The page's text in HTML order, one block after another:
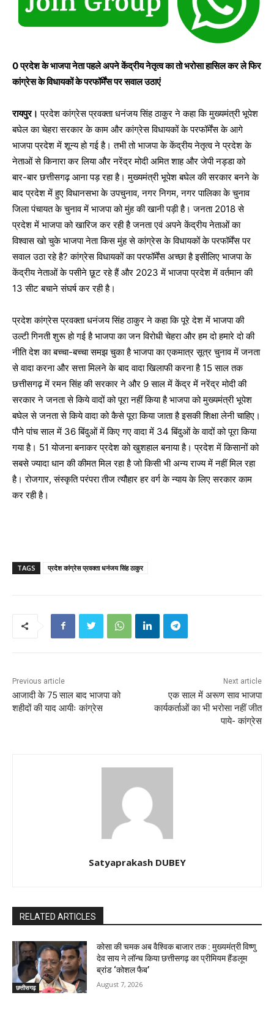
0 प्रदेश के भाजपा नेता पहले अपने केंद्रीय नेतृत्व का तो भरोसा हासिल कर ले फिर
कांग्रेस के विधायकों के परफॉर्मेंस पर सवाल उठाएं
रायपुर। प्रदेश कांग्रेस प्रवक्ता धनंजय सिंह ठाकुर ने कहा कि मुख्यमंत्री भूपेश
बघेल का चेहरा सरकार के काम और कांग्रेस विधायकों के परफॉर्मेंस के आगे
भाजपा प्रदेश में शून्य हो गई है। तभी तो भाजपा के केंद्रीय नेतृत्व ने प्रदेश के
नेताओं से किनारा कर लिया और नरेंद्र मोदी अमित शाह और जेपी नड्डा को
बार-बार छत्तीसगढ़ आना पड़ रहा है। मुख्यमंत्री भूपेश बघेल की सरकार बनने के
बाद प्रदेश में हुए विधानसभा के उपचुनाव, नगर निगम, नगर पालिका के चुनाव
जिला पंचायत के चुनाव में भाजपा को मुंह की खानी पड़ी है। जनता 2018 से
प्रदेश में भाजपा को खारिज कर रही है जनता एवं अपने केंद्रीय नेताओं का
विश्वास खो चुके भाजपा नेता किस मुंह से कांग्रेस के विधायकों के परफॉर्मेंस पर
सवाल उठा रहे है? कांग्रेस विधायकों का परफॉर्मेंस अच्छा है इसीलिए भाजपा के
केंद्रीय नेताओं के पसीने छूट रहे हैं और 2023 में भाजपा प्रदेश में वर्तमान की
13 सीट बचाने संघर्ष कर रही है।
प्रदेश कांग्रेस प्रवक्ता धनंजय सिंह ठाकुर ने कहा कि पूरे देश में भाजपा की
उल्टी गिनती शुरू हो गई है भाजपा का जन विरोधी चेहरा और हम दो हमारे दो की
नीति देश का बच्चा-बच्चा समझ चुका है भाजपा का एकमात्र सूत्र चुनाव में जनता
से वादा करना और सत्ता मिलने के बाद वादा खिलाफी करना है 15 साल तक
छत्तीसगढ़ में रमन सिंह की सरकार ने और 9 साल में केंद्र में नरेंद्र मोदी की
सरकार ने जनता से किये वादों को पूरा नहीं किया है भाजपा को मुख्यमंत्री भूपेश
बघेल से जनता से किये वादा को कैसे पूरा किया जाता है इसकी शिक्षा लेनी चाहिए।
पौने पांच साल में 36 बिंदुओं में किए गए वादा में 34 बिंदुओं के वादों को पूरा किया
गया है। 51 योजना बनाकर प्रदेश को खुशहाल बनाया है। प्रदेश में किसानों को
सबसे ज्यादा धान की कीमत मिल रहा है जो किसी भी अन्य राज्य में नहीं मिल रहा
है। रोजगार, संस्कृति परंपरा तीज त्यौहार हर वर्ग के न्याय के लिए सरकार काम
कर रही है।
TAGS प्रदेश कांग्रेस प्रवक्ता धनंजय सिंह ठाकुर
Previous article
आजादी के 75 साल बाद भाजपा को
शहीदों की याद आयीः कांग्रेस
Next article
एक साल में अरूण साव भाजपा
कार्यकर्ताओं का भी भरोसा नहीं जीत
पाये- कांग्रेस
Satyaprakash DUBEY
RELATED ARTICLES
छत्तीसगढ़
कोसा की चमक अब वैश्विक बाजार तक : मुख्यमंत्री विष्णु
देव साय ने लॉन्च किया छत्तीसगढ़ का प्रीमियम हैंडलूम
ब्रांड ‘कोशल फैब’
August 7, 2026